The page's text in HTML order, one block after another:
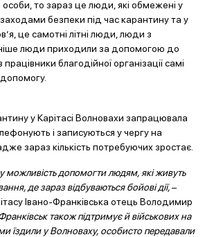
то зараз це люди, які обмежені у
заходами безпеки під час карантину та у
це самотні літні люди, люди з
люди приходили за допомогою до
благодійної організації самі
у Карітасі Волновахи запрацювала
і записуються у чергу на
зараз кількість потребуючих зростає.
допомогти людям, які живуть
де зараз відбуваються бойові дії,–
Івано-Франківська отець Володимир
також підтримує й військових на
їздили у Волноваху, особисто передавали